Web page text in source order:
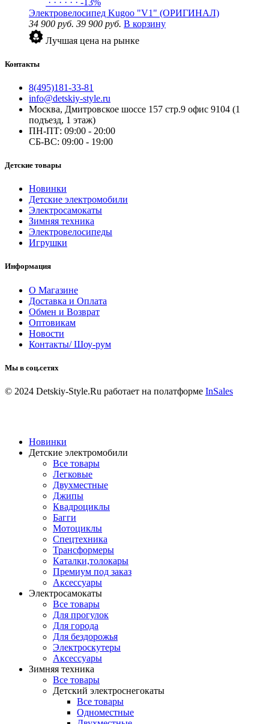
Электровелосипед Kugoo "V1" (ОРИГИНАЛ)
34 900 руб. 39 900 руб. В корзину
Лучшая цена на рынке
Контакты
8(495)181-33-81
info@detskiy-style.ru
Москва, Дмитровское шоссе 157 стр.9 офис 9104 (1
подъезд, 1 этаж)
ПН-ПТ: 09:00 - 20:00
СБ-ВС: 09:00 - 19:00
Детские товары
Новинки
Детские электромобили
Электросамокаты
Зимняя техника
Электровелосипеды
Игрушки
Информация
О Магазине
Доставка и Оплата
Обмен и Возврат
Оптовикам
Новости
Контакты/ Шоу-рум
Мы в соц.сетях
© 2024 Detskiy-Style.Ru работает на полатформе InSales
Новинки
Детские электромобили
Все товары
Легковые
Двухместные
Джипы
Квадроциклы
Багги
Мотоциклы
Спецтехника
Трансформеры
Каталки,толокары
Премиум под заказ
Аксессуары
Электросамокаты
Все товары
Для прогулок
Для города
Для бездорожья
Электроскутеры
Аксессуары
Зимняя техника
Все товары
Детский электроснегокаты
Все товары
Одноместные